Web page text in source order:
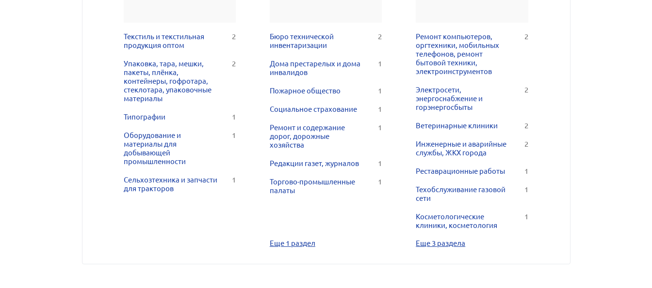
Текстиль и текстильная
продукция оптом
2
Упаковка, тара, мешки,
пакеты, плёнка,
контейнеры, гофротара,
стеклотара, упаковочные
материалы
2
Типографии 1
Оборудование и
материалы для
добывающей
промышленности
1
Сельхозтехника и запчасти
для тракторов
1
Бюро технической
инвентаризации
2
Дома престарелых и дома
инвалидов
1
Пожарное общество 1
Социальное страхование 1
Ремонт и содержание
дорог, дорожные
хозяйства
1
Редакции газет, журналов 1
Торгово-промышленные
палаты
1
Еще 1 раздел
Ремонт компьютеров,
оргтехники, мобильных
телефонов, ремонт
бытовой техники,
электроинструментов
2
Электросети,
энергоснабжение и
горэнергосбыты
2
Ветеринарные клиники 2
Инженерные и аварийные
службы, ЖКХ города
2
Реставрационные работы 1
Техобслуживание газовой
сети
1
Косметологические
клиники, косметология
1
Еще 3 раздела